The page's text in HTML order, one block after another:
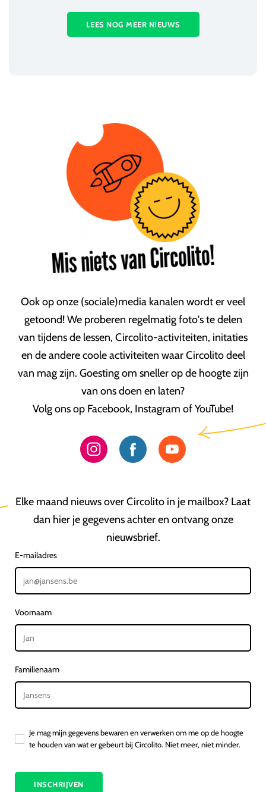
LEES NOG MEER NIEUWS
Mis niets van Circolito!
Ook op onze (sociale)media kanalen wordt er veel
getoond! We proberen regelmatig foto's te delen
van tijdens de lessen, Circolito-activiteiten, initaties
en de andere coole activiteiten waar Circolito deel
van mag zijn. Goesting om sneller op de hoogte zijn
van ons doen en laten?
Volg ons op Facebook, Instagram of YouTube!
Elke maand nieuws over Circolito in je mailbox? Laat
dan hier je gegevens achter en ontvang onze
nieuwsbrief.
E-mailadres
Voornaam
Familienaam
Je mag mijn gegevens bewaren en verwerken om me op de hoogte
te houden van wat er gebeurt bij Circolito. Niet meer, niet minder.
INSCHRIJVEN